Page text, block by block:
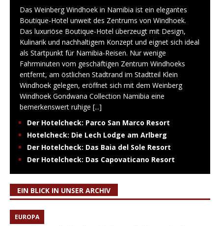
Das Weinberg Windhoek in Namibia ist ein elegantes
Boutique-Hotel unweit des Zentrums von Windhoek.
Das luxuriöse Boutique-Hotel überzeugt mit Design,
Kulinarik und nachhaltigem Konzept und eignet sich ideal
als Startpunkt für Namibia-Reisen. Nur wenige
Fahrminuten vom geschäftigen Zentrum Windhoeks
entfernt, am östlichen Stadtrand im Stadtteil Klein
Windhoek gelegen, eröffnet sich mit dem Weinberg
Windhoek Gondwana Collection Namibia eine
bemerkenswert ruhige [...]
Der Hotelcheck: Parco San Marco Resort
Hotelcheck: Die Lech Lodge am Arlberg
Der Hotelcheck: Das Baia del Sole Resort
Der Hotelcheck: Das Capovaticano Resort
EIN BLICK IN UNSER ARCHIV
EUROPA